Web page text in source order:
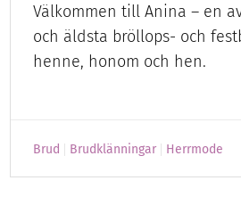
Välkommen till Anina – en
och äldsta bröllops- och
henne, honom och hen.
Brud Brudklänningar Herrmode